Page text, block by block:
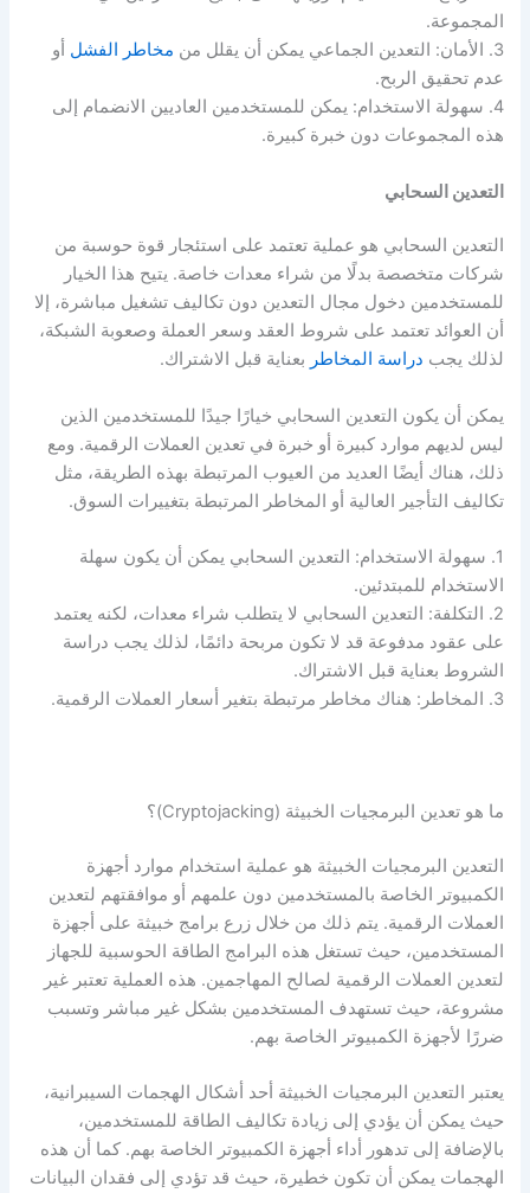
المجموعة.
3. الأمان: التعدين الجماعي يمكن أن يقلل من
مخاطر الفشل أو
عدم تحقيق الربح.
4. سهولة الاستخدام: يمكن للمستخدمين العاديين الانضمام إلى
هذه المجموعات دون خبرة كبيرة.
التعدين السحابي
التعدين السحابي هو عملية تعتمد على استئجار قوة حوسبة من
شركات متخصصة بدلًا من شراء معدات خاصة. يتيح هذا الخيار
للمستخدمين دخول مجال التعدين دون تكاليف تشغيل مباشرة، إلا
أن العوائد تعتمد على شروط العقد وسعر العملة وصعوبة الشبكة،
لذلك يجب دراسة المخاطربعناية قبل الاشتراك.
يمكن أن يكون التعدين السحابي خيارًا جيدًا للمستخدمين الذين
ليس لديهم موارد كبيرة أو خبرة في تعدين العملات الرقمية. ومع
ذلك، هناك أيضًا العديد من العيوب المرتبطة بهذه الطريقة، مثل
تكاليف التأجير العالية أو المخاطر المرتبطة بتغييرات السوق.
1. سهولة الاستخدام: التعدين السحابي يمكن أن يكون سهلة
الاستخدام للمبتدئين.
2. التكلفة: التعدين السحابي لا يتطلب شراء معدات، لكنه يعتمد
على عقود مدفوعة قد لا تكون مربحة دائمًا، لذلك يجب دراسة
الشروط بعناية قبل الاشتراك.
3. المخاطر: هناك مخاطر مرتبطة بتغير أسعار العملات الرقمية.
ما هو تعدين البرمجيات الخبيثة (Cryptojacking)؟
التعدين البرمجيات الخبيثة هو عملية استخدام موارد أجهزة
الكمبيوتر الخاصة بالمستخدمين دون علمهم أو موافقتهم لتعدين
العملات الرقمية. يتم ذلك من خلال زرع برامج خبيثة على أجهزة
المستخدمين، حيث تستغل هذه البرامج الطاقة الحوسبية للجهاز
لتعدين العملات الرقمية لصالح المهاجمين. هذه العملية تعتبر غير
مشروعة، حيث تستهدف المستخدمين بشكل غير مباشر وتسبب
ضررًا لأجهزة الكمبيوتر الخاصة بهم.
يعتبر التعدين البرمجيات الخبيثة أحد أشكال الهجمات السيبرانية،
حيث يمكن أن يؤدي إلى زيادة تكاليف الطاقة للمستخدمين،
بالإضافة إلى تدهور أداء أجهزة الكمبيوتر الخاصة بهم. كما أن هذه
الهجمات يمكن أن تكون خطيرة، حيث قد تؤدي إلى فقدان البيانات